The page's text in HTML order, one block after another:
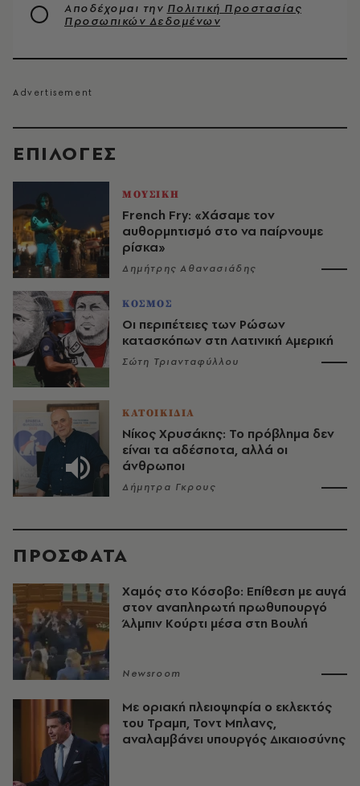
EΠΙΛΟΓΈΣ
ΜΟΥΣΙΚΗ
French Fry: «Χάσαμε τον
αυθορμητισμό στο να παίρνουμε
ρίσκα»
Δημήτρης Αθανασιάδης
ΚΟΣΜΟΣ
Οι περιπέτειες των Ρώσων
κατασκόπων στη Λατινική Αμερική
Σώτη Τριανταφύλλου
ΚΑΤΟΙΚΙΔΙΑ
Νίκος Χρυσάκης: Το πρόβλημα δεν
είναι τα αδέσποτα, αλλά οι
άνθρωποι
Δήμητρα Γκρους
Αποδέχομαι την Πολιτική Προστασίας
Προσωπικών Δεδομένων
ΠΡΟΣΦΑΤΑ
Χαμός στο Κόσοβο: Επίθεση με αυγά
στον αναπληρωτή πρωθυπουργό
Άλμπιν Κούρτι μέσα στη Βουλή
Newsroom
Με οριακή πλειοψηφία ο εκλεκτός
του Τραμπ, Τοντ Μπλανς,
αναλαμβάνει υπουργός Δικαιοσύνης